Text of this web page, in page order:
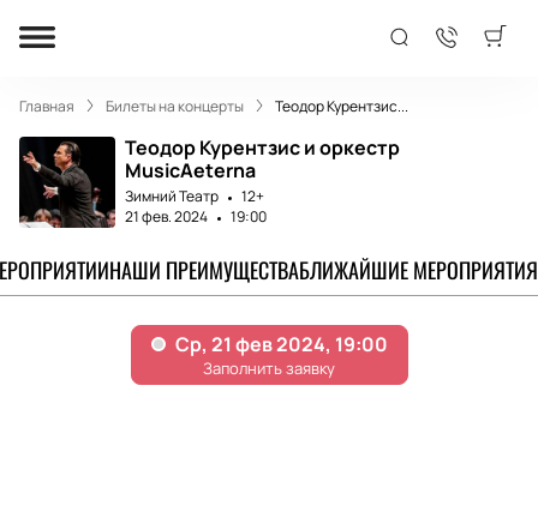
Главная Билеты на концерты Теодор Курентзис...
Теодор Курентзис и оркестр
MusicAeterna
Зимний Театр
12+
21 фев. 2024
19:00
НАШИ ПРЕИМУЩЕСТВАБЛИЖАЙШИЕ МЕРОПРИЯТИЯ